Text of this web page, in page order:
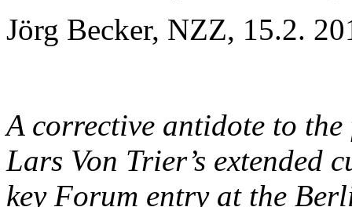
Jörg Becker, NZZ, 15.2.
A corrective antidote to
Lars Von Trier’s extended
key Forum entry at the